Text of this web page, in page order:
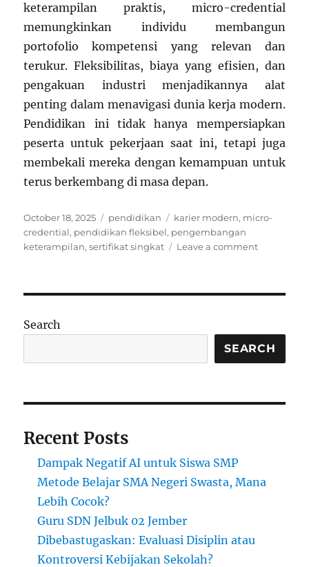
keterampilan praktis, micro-credential
memungkinkan individu membangun
portofolio kompetensi yang relevan dan
terukur. Fleksibilitas, biaya yang efisien, dan
pengakuan industri menjadikannya alat
penting dalam menavigasi dunia kerja modern.
Pendidikan ini tidak hanya mempersiapkan
peserta untuk pekerjaan saat ini, tetapi juga
membekali mereka dengan kemampuan untuk
terus berkembang di masa depan.
Posted
on
October 18, 2025 Categories
pendidikan Tags
karier modern, micro-
credential, pendidikan fleksibel, pengembangan
keterampilan,sertifikat singkat Leave a commenton
Singkat
Jadi
Jalan
Search
SEARCH
Recent Posts
Dampak Negatif AI untuk Siswa SMP
Metode Belajar SMA Negeri Swasta, Mana
Lebih Cocok?
Guru SDN Jelbuk 02 Jember
Dibebastugaskan: Evaluasi Disiplin atau
Kontroversi Kebijakan Sekolah?